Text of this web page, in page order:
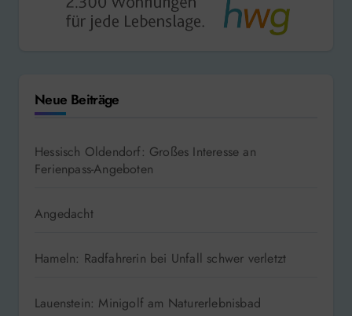
Neue Beiträge
Hessisch Oldendorf: Großes Interesse an
Ferienpass-Angeboten
Angedacht
Hameln: Radfahrerin bei Unfall schwer verletzt
Lauenstein: Minigolf am Naturerlebnisbad